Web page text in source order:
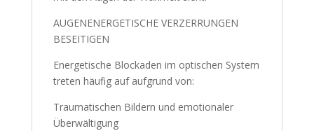
AUGENENERGETISCHE VERZERRUNGEN
BESEITIGEN
Energetische Blockaden im optischen System
treten häufig auf aufgrund von:
Traumatischen Bildern und emotionaler
Überwältigung